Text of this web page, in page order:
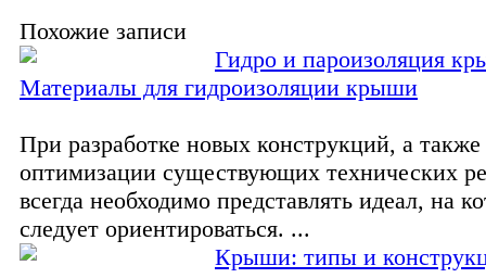
Похожие записи
Гидро и пароизоляция
Материалы для гидроизоляции крыши
При разработке новых конструкций, а
оптимизации существующих технических
всегда необходимо представлять идеал, на
следует ориентироваться. ...
Крыши: типы и